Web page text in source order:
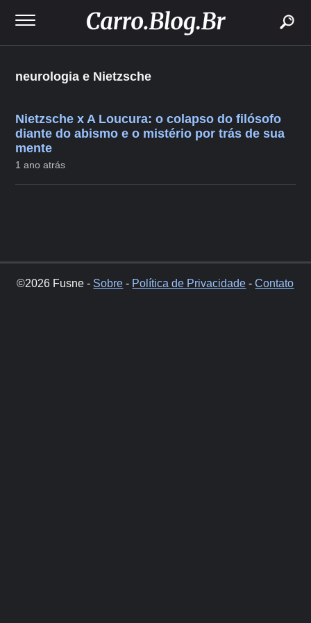
neurologia e Nietzsche
Nietzsche x A Loucura: o colapso do filósofo
diante do abismo e o mistério por trás de sua
mente
1 ano atrás
©2026 Fusne - Sobre - Política de Privacidade -Contato